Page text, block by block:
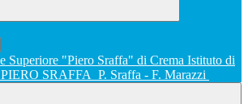
Istituto di
PIERO SRAFFA P. Sraffa - F. Marazzi